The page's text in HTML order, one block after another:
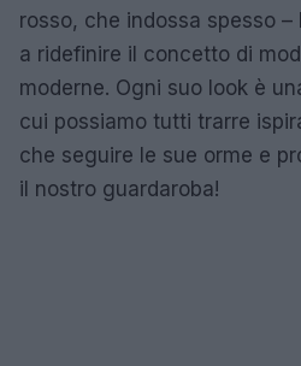
rosso, che indossa spesso
a ridefinire il concetto di
moderne. Ogni suo look è
cui possiamo tutti trarre
che seguire le sue orme e
il nostro guardaroba!